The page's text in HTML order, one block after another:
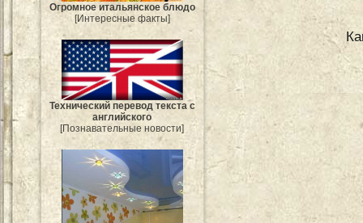
Огромное итальянское блюдо
[Интересные факты]
Технический перевод текста с
английского
[Познавательные новости]